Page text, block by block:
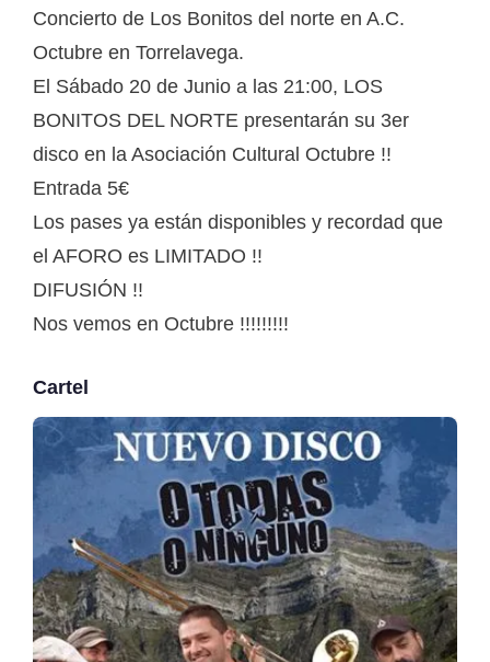
Concierto de Los Bonitos del norte en A.C.
Octubre en Torrelavega.
El Sábado 20 de Junio a las 21:00, LOS
BONITOS DEL NORTE presentarán su 3er
disco en la Asociación Cultural Octubre !!
Entrada 5€
Los pases ya están disponibles y recordad que
el AFORO es LIMITADO !!
DIFUSIÓN !!
Nos vemos en Octubre !!!!!!!!!
Cartel